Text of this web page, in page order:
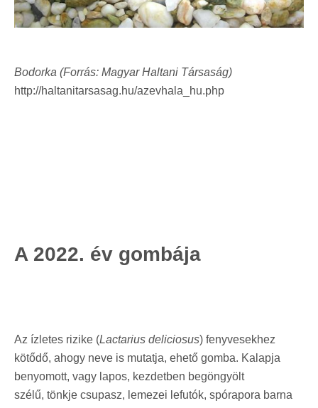
Bodorka (Forrás: Magyar Haltani Társaság)
http://haltanitarsasag.hu/azevhala_hu.php
A 2022. év gombája
Az ízletes rizike (Lactarius deliciosus) fenyvesekhez
kötődő, ahogy neve is mutatja, ehető gomba. Kalapja
benyomott, vagy lapos, kezdetben begöngyölt
szélű, tönkje csupasz, lemezei lefutók, spórapora barna